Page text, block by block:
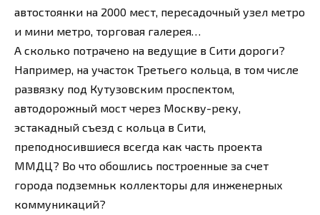
автостоянки на 2000 мест, пересадочный узел метро
и мини метро, торговая галерея…
А сколько потрачено на ведущие в Сити дороги?
Например, на участок Третьего кольца, в том числе
развязку под Кутузовским проспектом,
автодорожный мост через Москву-реку,
эстакадный съезд с кольца в Сити,
преподносившиеся всегда как часть проекта
ММДЦ? Во что обошлись построенные за счет
города подземньк коллекторы для инженерных
коммуникаций?